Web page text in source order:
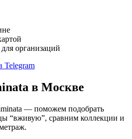
организаций
Telegram
в Москве
— поможем подобрать
“вживую”, сравним коллекции и